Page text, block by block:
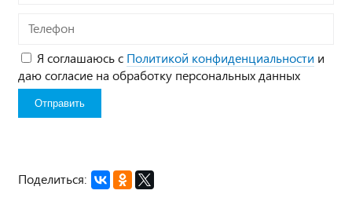
Телефон
Я соглашаюсь с Политикой конфиденциальности и
даю согласие на обработку персональных данных
Поделиться: